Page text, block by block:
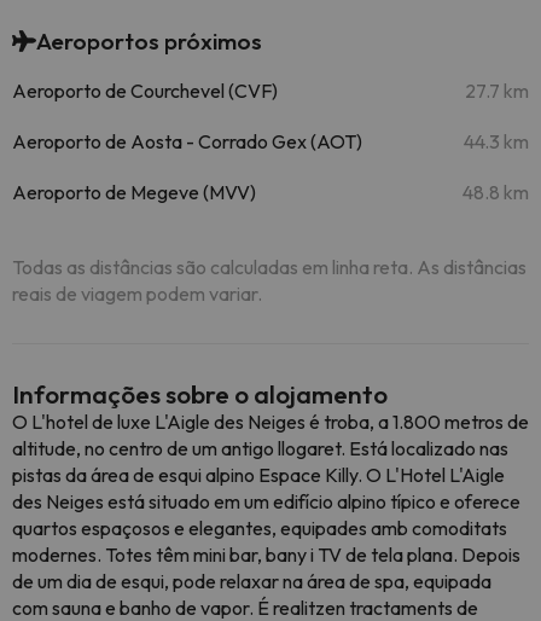
Aeroportos próximos
Aeroporto de Courchevel (CVF) 27.7 km
Aeroporto de Aosta - Corrado Gex (AOT) 44.3 km
Aeroporto de Megeve (MVV) 48.8 km
Todas as distâncias são calculadas em linha reta. As distâncias
reais de viagem podem variar.
Informações sobre o alojamento
O L'hotel de luxe L'Aigle des Neiges é troba, a 1.800 metros de
altitude, no centro de um antigo llogaret. Está localizado nas
pistas da área de esqui alpino Espace Killy. O L'Hotel L'Aigle
des Neiges está situado em um edifício alpino típico e oferece
quartos espaçosos e elegantes, equipades amb comoditats
modernes. Totes têm mini bar, bany i TV de tela plana. Depois
de um dia de esqui, pode relaxar na área de spa, equipada
com sauna e banho de vapor. É realitzen tractaments de